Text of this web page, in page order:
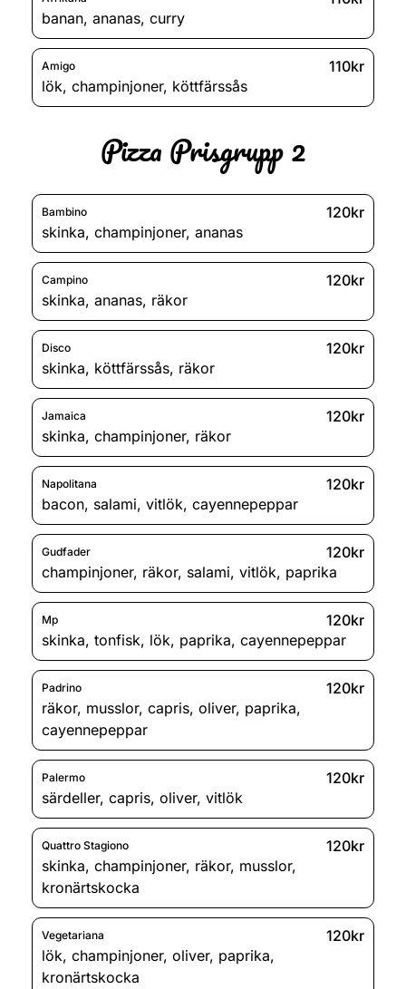
banan, ananas, curry
Amigo
110kr
lök, champinjoner, köttfärssås
Pizza Prisgrupp 2
Bambino
120kr
skinka, champinjoner, ananas
Campino
120kr
skinka, ananas, räkor
Disco
120kr
skinka, köttfärssås, räkor
Jamaica
120kr
skinka, champinjoner, räkor
Napolitana
120kr
bacon, salami, vitlök, cayennepeppar
Gudfader
120kr
champinjoner, räkor, salami, vitlök, paprika
Mp
120kr
skinka, tonfisk, lök, paprika, cayennepeppar
Padrino
120kr
räkor, musslor, capris, oliver, paprika,
cayennepeppar
Palermo
120kr
särdeller, capris, oliver, vitlök
Quattro Stagiono
120kr
skinka, champinjoner, räkor, musslor,
kronärtskocka
Vegetariana
120kr
lök, champinjoner, oliver, paprika,
kronärtskocka